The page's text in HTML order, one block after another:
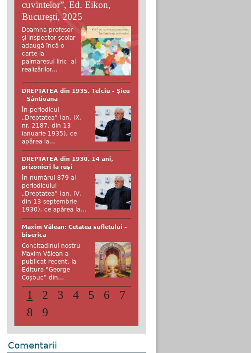
cuvintelor”, Ed. Eikon,
București, 2025
Doamna profesor
și inspector școlar
adaugă încă o
carte la
palmaresul liric al
realizărilor...
DREPTATEA din 1935. Telciu - Șieu
– Sântioana
În periodicul
„Dreptatea” (an. IX,
nr. 2187, din 13
ianuarie 1935), ce
apărea la...
DREPTATEA din 1930. 14 ani,
prizonieri la ruși
În numărul 879 al
periodicului
„Dreptatea” (an. IV,
din 13 septembrie
1930), ce apărea la...
Maxim Vălean: Cetatea sufletului -
biserica
Concitadinul nostru
Maxim Vălean a
publicat recent, la
Editura "George
Coşbuc" din...
1 2 3 4 5 6
7
8
9
Comentarii